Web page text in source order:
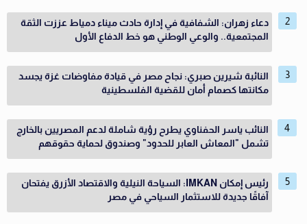
دعاء زهران: الشفافية في إدارة حادث ميناء دمياط عززت الثقة
المجتمعية.. والوعي الوطني هو خط الدفاع الأول
النائبة شيرين صبري: نجاح مصر في قيادة مفاوضات غزة يجسد
مكانتها كصمام أمان للقضية الفلسطينية
النائب ياسر الحفناوي يطرح رؤية شاملة لدعم المصريين بالخارج
تشمل "المعاش العابر للحدود" وصندوق لحماية حقوقهم
رئيس إمكان IMKAN: السياحة النيلية والاقتصاد الأزرق يفتحان
آفاقًا جديدة للاستثمار السياحي في مصر